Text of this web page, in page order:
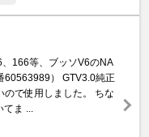
166等、ブッソV6のNA
60563989） GTV3.0純正
ので使用しました。 ちな
てま ...